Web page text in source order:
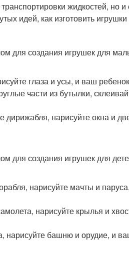
жидкостей, но
идей, как изготовить
для создания игрушек для
глаза и усы, и ваш
части из бутылки,
нарисуйте окна и
для создания игрушек для
нарисуйте мачты и
нарисуйте крылья и
нарисуйте башню и орудие, и